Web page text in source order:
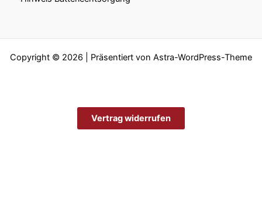
Copyright © 2026 | Präsentiert von Astra-WordPress-Theme
Vertrag widerrufen